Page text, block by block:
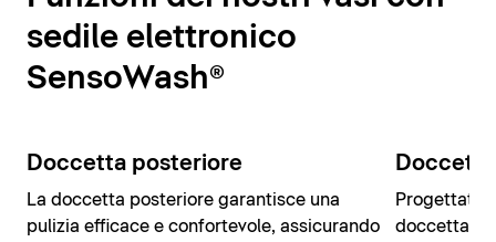
sedile elettronico
SensoWash®
Doccetta posteriore
La doccetta posteriore garantisce una
pulizia efficace e confortevole, assicurando
Progettata
doccetta